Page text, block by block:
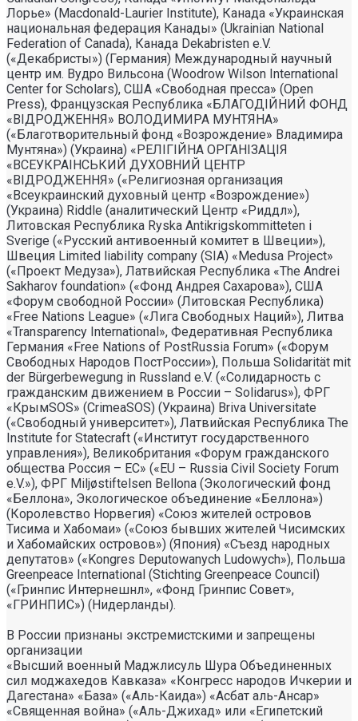
Лорье» (Macdonald-Laurier Institute), Канада «Украинская
национальная федерация Канады» (Ukrainian National
Federation of Canada), Канада Dekabristen e.V.
(«Декабристы») (Германия) Международный научный
центр им. Вудро Вильсона (Woodrow Wilson International
Center for Scholars), США «Свободная пресса» (Open
Press), Французская Республика «БЛАГОДIЙНИЙ ФОНД
«ВIДРОДЖЕННЯ» ВОЛОДИМИРА МУНТЯНА»
(«Благотворительный фонд «Возрождение» Владимира
Мунтяна») (Украина) «РЕЛIГIЙНА ОРГАНIЗАЦIЯ
«ВСЕУКРАIНСЬКИЙ ДУХОВНИЙ ЦЕНТР
«ВIДРОДЖЕННЯ» («Религиозная организация
«Всеукраинский духовный центр «Возрождение»)
(Украина) Riddle (аналитический Центр «Риддл»),
Литовская Республика Ryska Antikrigskommitteten i
Sverige («Русский антивоенный комитет в Швеции»),
Швеция Limited liability company (SIA) «Medusa Project»
(«Проект Медуза»), Латвийская Республика «The Andrei
Sakharov foundation» («Фонд Андрея Сахарова»), США
«Форум свободной России» (Литовская Республика)
«Free Nations League» («Лига Свободных Наций»), Литва
«Transparеncy International», Федеративная Республика
Германия «Free Nations of PostRussia Forum» («Форум
Свободных Народов ПостРоссии»), Польша Solidarität mit
der Bürgerbewegung in Russland e.V. («Солидарность с
гражданским движением в России – Solidarus»), ФРГ
«КрымSOS» (CrimeaSOS) (Украина) Briva Universitate
(«Свободный университет»), Латвийская Республика The
Institute for Statecraft («Институт государственного
управления»), Великобритания «Форум гражданского
общества Россия – ЕС» («EU – Russia Civil Society Forum
e.V.»), ФРГ Miljøstiftelsen Bellona (Экологический фонд
«Беллона», Экологическое объединение «Беллона»)
(Королевство Норвегия) «Союз жителей островов
Тисима и Хабомаи» («Союз бывших жителей Чисимских
и Хабомайских островов») (Япония) «Съезд народных
депутатов» («Kongres Deputowanych Ludowych»), Польша
Greenpeace International (Stichting Greenpeace Council)
(«Гринпис Интернешнл», «Фонд Гринпис Совет»,
«ГРИНПИС») (Нидерланды).
В России признаны экстремистскими и запрещены
организации
«Высший военный Маджлисуль Шура Объединенных
сил моджахедов Кавказа» «Конгресс народов Ичкерии и
Дагестана» «База» («Аль-Каида») «Асбат аль-Ансар»
«Священная война» («Аль-Джихад» или «Египетский